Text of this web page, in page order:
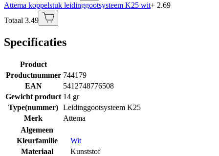
Attema koppelstuk leidinggootsysteem K25 wit+ 2.69
Totaal 3.49
Specificaties
Product
Productnummer 744179
EAN
5412748776508
Gewicht product 14 gr
Type(nummer) Leidinggootsysteem K25
Merk
Attema
Algemeen
Kleurfamilie
Wit
Materiaal
Kunststof